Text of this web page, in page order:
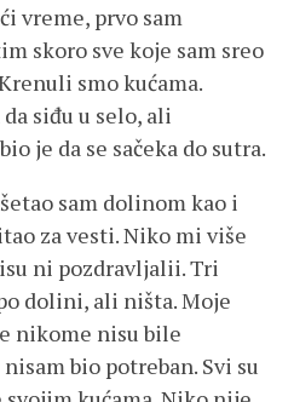
vreme, prvo sam
skoro sve koje sam sreo
smo kućama.
siđu u selo, ali
je da se sačeka do sutra.
sam dolinom kao i
za vesti. Niko mi više
ni pozdravljalii. Tri
dolini, ali ništa. Moje
nikome nisu bile
bio potreban. Svi su